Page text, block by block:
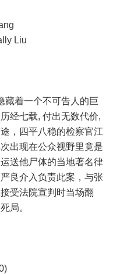
Liu
着一个不可告人的巨
经七载, 付出无数代价,
，四平八稳的检察官江
出现在公众视野里竟是
送他尸体的当地著名律
良介入负责此案，与张
受法院宣判时当场翻
局。